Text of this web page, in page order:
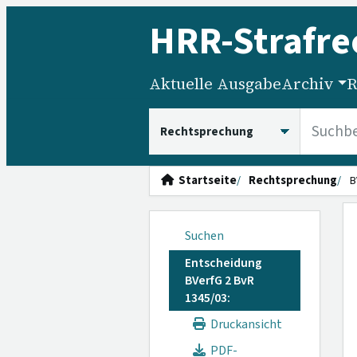
HRR-
Aktuelle AusgabeArchiv
Startseite Rechtsprechung
Suchen
Entscheidung
BVerfG 2 BvR
1345/03:
Druckansicht
PDF-